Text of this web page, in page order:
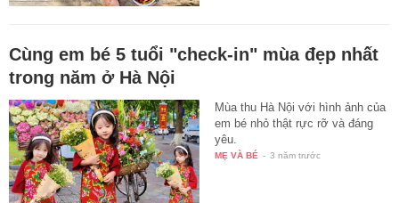
Cùng em bé 5 tuổi "check-in" mùa đẹp nhất
trong năm ở Hà Nội
Mùa thu Hà Nội với hình ảnh của
em bé nhỏ thật rực rỡ và đáng
yêu.
MẸ VÀ BÉ - 3 năm trước